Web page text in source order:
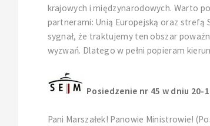
krajowych i międzynarodowych. Warto
partnerami: Unią Europejską oraz strefą
sygnał, że traktujemy ten obszar
wyzwań. Dlatego w pełni popieram
Posiedzenie nr 45 w dniu 20-
Pani Marszałek! Panowie Ministrowie!